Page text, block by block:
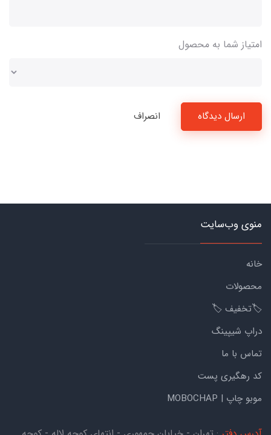
امتیاز شما به محصول
ارسال دیدگاه انصراف
منوی وب‌سایت
خانه
محصولات
🏷️تخفیف 🏷️
دراپ شیپینگ
تماس با ما
کد رهگیری پست
موبو چاپ | MOBOCHAP